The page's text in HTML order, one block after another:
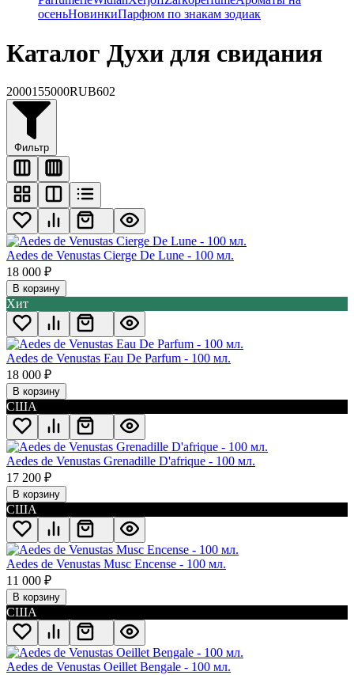
осеньНовинкиПарфюм по знакам зодиак
Каталог Духи для свидания
2000155000RUB602
Фильтр
Aedes de Venustas Cierge De Lune - 100 мл.
18 000 ₽
В корзину
Хит
Aedes de Venustas Eau De Parfum - 100 мл.
18 000 ₽
В корзину
США
Aedes de Venustas Grenadille D'afrique - 100 мл.
17 200 ₽
В корзину
США
Aedes de Venustas Musc Encense - 100 мл.
11 000 ₽
В корзину
США
Aedes de Venustas Oeillet Bengale - 100 мл.